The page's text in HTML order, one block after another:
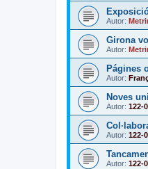
Autor:
Girona
Autor:
Págines
Autor:
Noves
Autor: 122-
Autor: 122-
Autor: 122-